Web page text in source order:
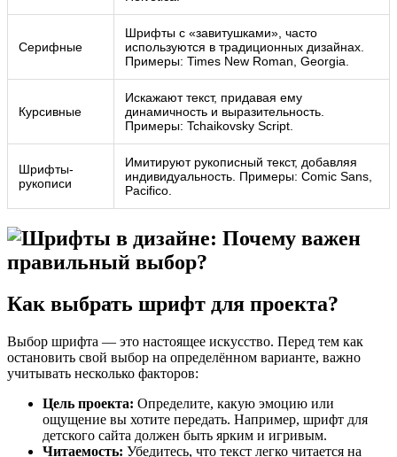
Серифные
Шрифты с «завитушками», часто
используются в традиционных дизайнах.
Примеры: Times New Roman, Georgia.
Курсивные
Искажают текст, придавая ему
динамичность и выразительность.
Примеры: Tchaikovsky Script.
Шрифты-
рукописи
Имитируют рукописный текст, добавляя
индивидуальность. Примеры: Comic Sans,
Pacifico.
Как выбрать шрифт для проекта?
Выбор шрифта — это настоящее искусство. Перед тем как
остановить свой выбор на определённом варианте, важно
учитывать несколько факторов:
Цель проекта: Определите, какую эмоцию или
ощущение вы хотите передать. Например, шрифт для
детского сайта должен быть ярким и игривым.
Читаемость: Убедитесь, что текст легко читается на